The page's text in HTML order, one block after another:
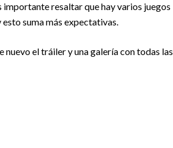
importante resaltar que hay varios juegos
suma más expectativas.
nuevo el tráiler y una galería con todas las